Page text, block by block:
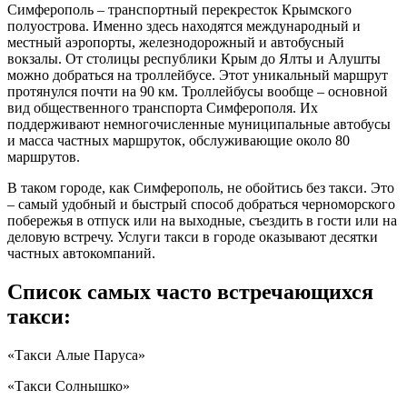
Симферополь – транспортный перекресток Крымского
полуострова. Именно здесь находятся международный и
местный аэропорты, железнодорожный и автобусный
вокзалы. От столицы республики Крым до Ялты и Алушты
можно добраться на троллейбусе. Этот уникальный маршрут
протянулся почти на 90 км. Троллейбусы вообще – основной
вид общественного транспорта Симферополя. Их
поддерживают немногочисленные муниципальные автобусы
и масса частных маршруток, обслуживающие около 80
маршрутов.
В таком городе, как Симферополь, не обойтись без такси. Это
– самый удобный и быстрый способ добраться черноморского
побережья в отпуск или на выходные, съездить в гости или на
деловую встречу. Услуги такси в городе оказывают десятки
частных автокомпаний.
Список самых часто встречающихся
такси:
«Такси Алые Паруса»
«Такси Солнышко»